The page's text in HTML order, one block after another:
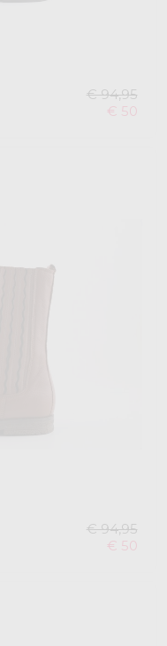
€ 94,95
€ 50
€ 94,95
€ 50